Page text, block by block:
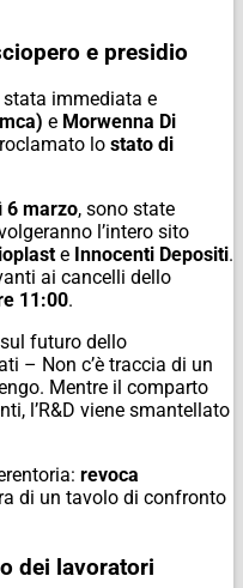
e presidio
stata immediata e
e Morwenna Di
lo stato di
6 marzo, sono state
l’intero sito
e Innocenti Depositi.
ai cancelli dello
11:00.
futuro dello
– Non c’è traccia di un
Mentre il comparto
l’R&D viene smantellato
revoca
di un tavolo di confronto
dei lavoratori